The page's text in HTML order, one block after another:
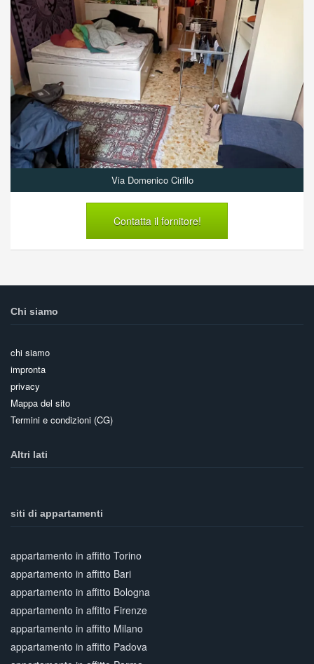
Via Domenico Cirillo
Contatta il fornitore!
Chi siamo
chi siamo
impronta
privacy
Mappa del sito
Termini e condizioni (CG)
Altri lati
siti di appartamenti
appartamento in affitto Torino
appartamento in affitto Bari
appartamento in affitto Bologna
appartamento in affitto Firenze
appartamento in affitto Milano
appartamento in affitto Padova